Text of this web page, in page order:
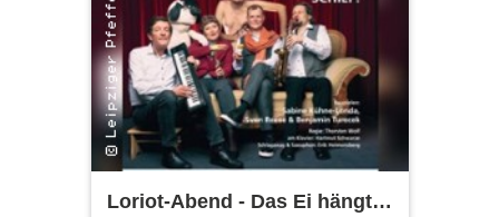
Loriot-Abend - Das Ei hängt